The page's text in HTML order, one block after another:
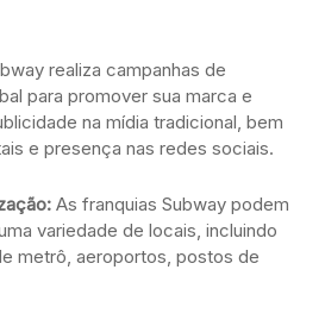
realiza campanhas de
para promover sua marca e
na mídia tradicional, bem
e presença nas redes sociais.
As franquias Subway podem
variedade de locais, incluindo
metrô, aeroportos, postos de